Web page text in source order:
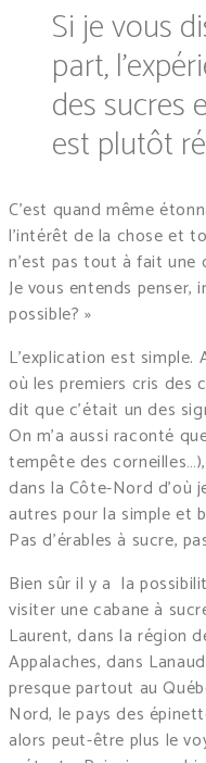
Si je vous
part,
des sucres
est plutôt
C’est quand même
l’intérêt de la chose et
n’est pas tout à fait une
Je vous entends penser,
possible? »
L’explication est simple.
où les premiers cris des
dit que c’était un des
On m’a aussi raconté
tempête des
dans la Côte-Nord d’où
autres pour la simple et
Pas d’érables à sucre,
Bien sûr il y a la
visiter une cabane à
Laurent, dans la région
Appalaches, dans
presque partout au
Nord, le pays des
alors peut-être plus le